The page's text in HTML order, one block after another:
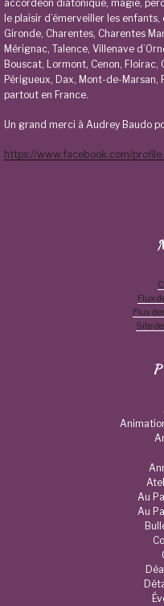
accordéon diatonique, magie,
le plaisir d’émerveiller les
Gironde, Charentes, Charentes
Mérignac, Talence, Villenave
Bouscat, Lormont, Cenon,
Périgueux, Dax, Mont-de-
partout en France.
Un grand merci à Audrey Baudo
https://www.facebook.com/
Flux
Flux
Site
Au
Au